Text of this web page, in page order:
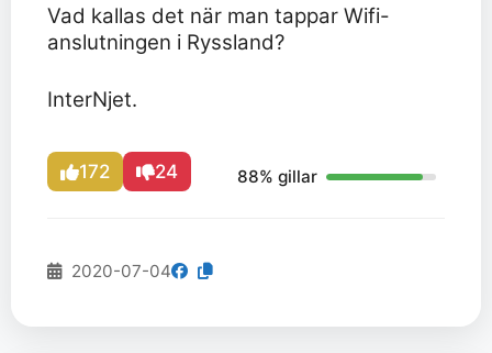
Vad kallas det när man tappar Wifi-
anslutningen i Ryssland?
InterNjet.
172 24 88% gillar
2020-07-04